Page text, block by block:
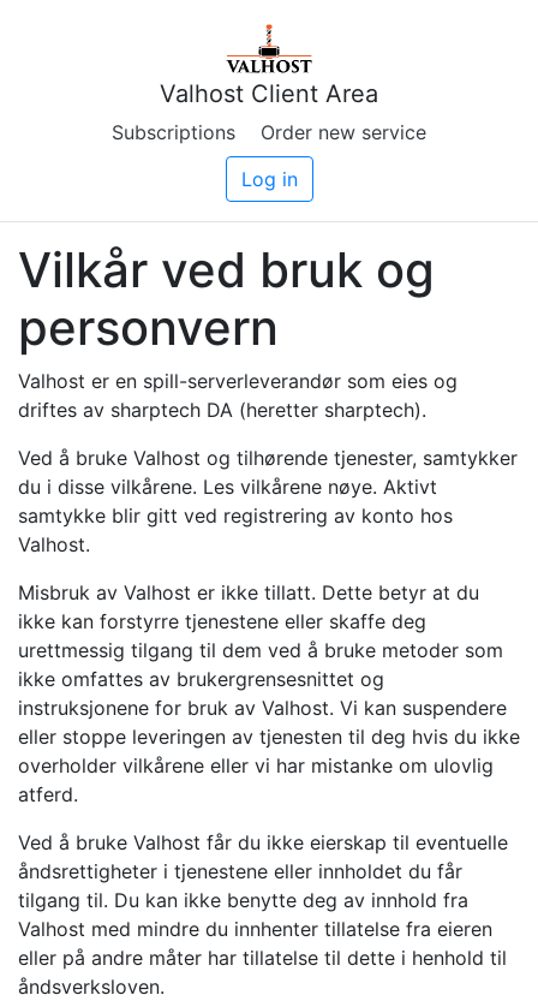
Valhost Client Area
Subscriptions
Order new service
Log in
Vilkår ved bruk og
personvern
Valhost er en spill-serverleverandør som eies og
driftes av sharptech DA (heretter sharptech).
Ved å bruke Valhost og tilhørende tjenester, samtykker
du i disse vilkårene. Les vilkårene nøye. Aktivt
samtykke blir gitt ved registrering av konto hos
Valhost.
Misbruk av Valhost er ikke tillatt. Dette betyr at du
ikke kan forstyrre tjenestene eller skaffe deg
urettmessig tilgang til dem ved å bruke metoder som
ikke omfattes av brukergrensesnittet og
instruksjonene for bruk av Valhost. Vi kan suspendere
eller stoppe leveringen av tjenesten til deg hvis du ikke
overholder vilkårene eller vi har mistanke om ulovlig
atferd.
Ved å bruke Valhost får du ikke eierskap til eventuelle
åndsrettigheter i tjenestene eller innholdet du får
tilgang til. Du kan ikke benytte deg av innhold fra
Valhost med mindre du innhenter tillatelse fra eieren
eller på andre måter har tillatelse til dette i henhold til
åndsverksloven.